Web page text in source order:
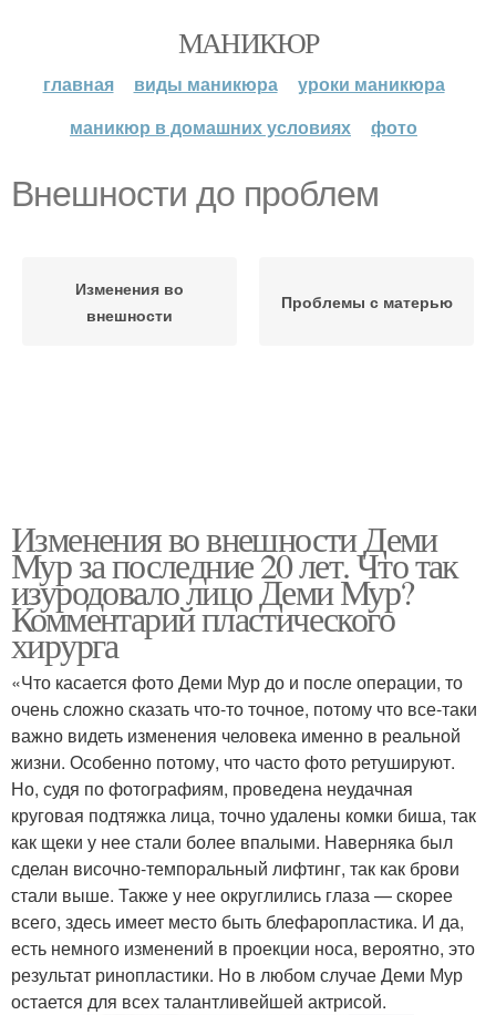
МАНИКЮР
главная виды маникюра
уроки маникюра
маникюр в домашних условиях
фото
Внешности до проблем
Изменения во
внешности
Проблемы с матерью
Изменения во внешности Деми
Мур за последние 20 лет. Что так
изуродовало лицо Деми Мур?
Комментарий пластического
хирурга
«Что касается фото Деми Мур до и после операции, то
очень сложно сказать что-то точное, потому что все-таки
важно видеть изменения человека именно в реальной
жизни. Особенно потому, что часто фото ретушируют.
Но, судя по фотографиям, проведена неудачная
круговая подтяжка лица, точно удалены комки биша, так
как щеки у нее стали более впалыми. Наверняка был
сделан височно-темпоральный лифтинг, так как брови
стали выше. Также у нее округлились глаза — скорее
всего, здесь имеет место быть блефаропластика. И да,
есть немного изменений в проекции носа, вероятно, это
результат ринопластики. Но в любом случае Деми Мур
остается для всех талантливейшей актрисой.